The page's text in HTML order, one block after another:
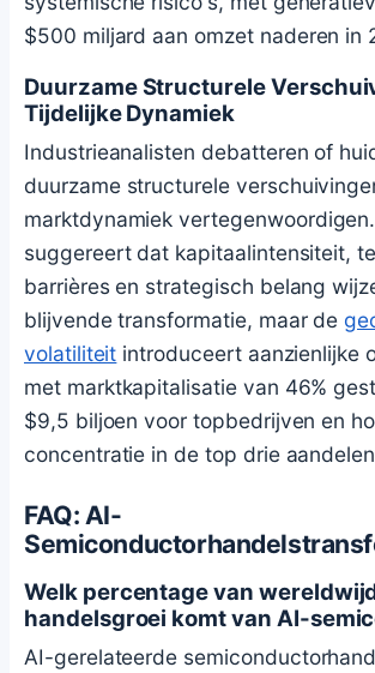
$500 miljard aan omzet naderen in
Duurzame Structurele
Tijdelijke Dynamiek
Industrieanalisten debatteren of
duurzame structurele
marktdynamiek
suggereert dat kapitaalintensiteit,
barrières en strategisch belang
blijvende transformatie, maar de
volatiliteit introduceert aanzienlijke
met marktkapitalisatie van 46%
$9,5 biljoen voor topbedrijven en
concentratie in de top drie
FAQ: AI-
Welk percentage van
handelsgroei komt van AI-
AI-gerelateerde